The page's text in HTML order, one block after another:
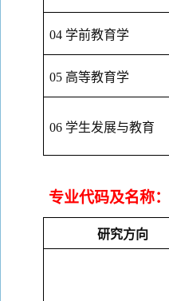
04 学前教育学
05 高等教育学
06 学生发展与教育
专业代码及名称：
研究方向